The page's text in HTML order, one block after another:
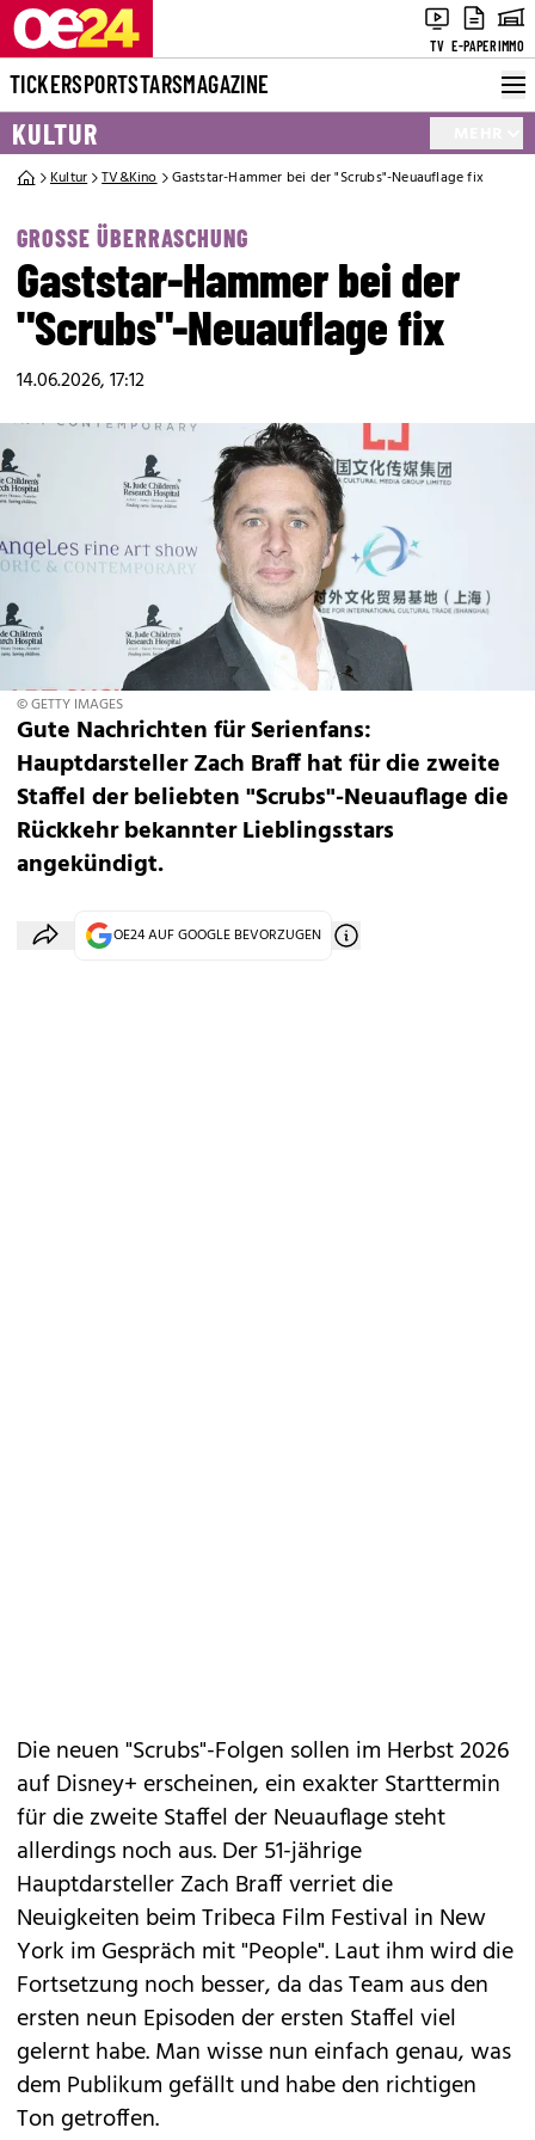
TV E-PAPERIMMO
TICKERSPORTSTARSMAGAZINE
KULTUR
Kultur TV&Kino Gaststar-Hammer bei der "Scrubs"-Neuauflage fix
GROSSE ÜBERRASCHUNG
Gaststar-Hammer bei der
"Scrubs"-Neuauflage fix
14.06.2026, 17:12
© GETTY IMAGES
Gute Nachrichten für Serienfans:
HauptdarstellerZach Braffhat für die zweite
Staffel der beliebten "Scrubs"-Neuauflagedie
Rückkehr bekannter Lieblingsstars
angekündigt.
OE24 AUF GOOGLE BEVORZUGEN
Die neuen "Scrubs"-Folgen sollen im Herbst 2026
auf Disney+ erscheinen, ein exakter Starttermin
für die zweite Staffel der Neuauflage steht
allerdings noch aus. Der 51-jährige
Hauptdarsteller Zach Braff verriet die
Neuigkeiten beim Tribeca Film Festival in New
York im Gespräch mit "People". Laut ihm wird die
Fortsetzung noch besser, da das Team aus den
ersten neun Episoden der ersten Staffel viel
gelernt habe. Man wisse nun einfach genau, was
dem Publikum gefällt und habe den richtigen
Ton getroffen.